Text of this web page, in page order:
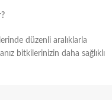
düzenli aralıklarla
bitkilerinizin daha sağlıklı